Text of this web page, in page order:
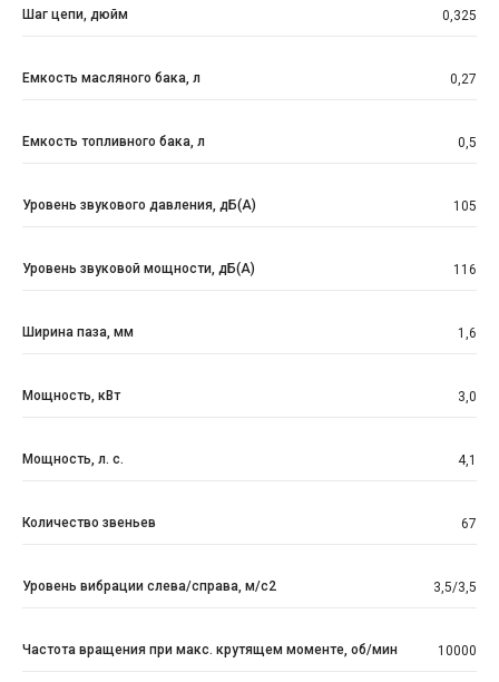
Шаг цепи, дюйм 0,325
Емкость масляного бака, л 0,27
Емкость топливного бака, л 0,5
Уровень звукового давления, дБ(A) 105
Уровень звуковой мощности, дБ(A) 116
Ширина паза, мм 1,6
Мощность, кВт 3,0
Мощность, л. с. 4,1
Количество звеньев 67
Уровень вибрации слева/справа, м/с2 3,5/3,5
Частота вращения при макс. крутящем моменте, об/мин 10000